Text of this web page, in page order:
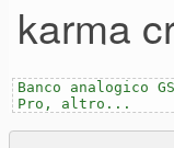
effetti.
Se lo fai
karma
Banco analogico
Pro, altro...